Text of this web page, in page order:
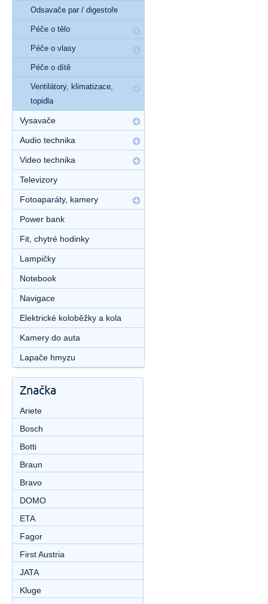
Odsavače par / digestoře
Péče o tělo
Péče o vlasy
Péče o dítě
Ventilátory, klimatizace,
topidla
Vysavače
Audio technika
Video technika
Televizory
Fotoaparáty, kamery
Power bank
Fit, chytré hodinky
Lampičky
Notebook
Navigace
Elektrické koloběžky a kola
Kamery do auta
Lapače hmyzu
Značka
Ariete
Bosch
Botti
Braun
Bravo
DOMO
ETA
Fagor
First Austria
JATA
Kluge